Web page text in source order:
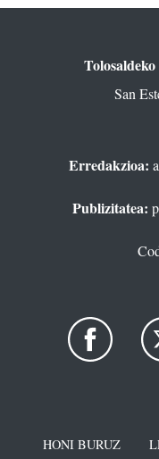
San
Erredakzioa:
Publizitatea:
HONI BURUZ